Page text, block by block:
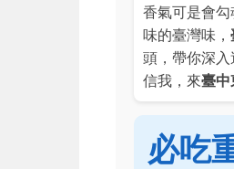
香氣可是會
味的臺灣味，
頭，帶你深
信我，來臺中
必吃